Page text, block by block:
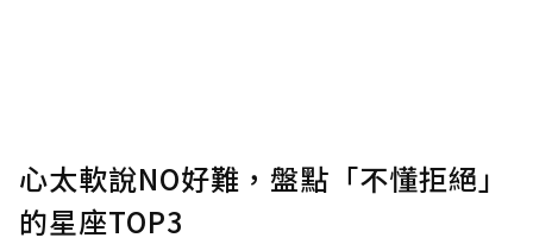
心太軟說NO好難，盤點「不懂拒絕」
的星座TOP3